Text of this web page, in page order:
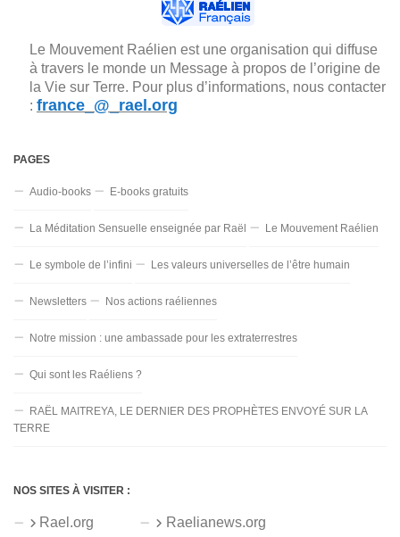
Le Mouvement Raélien est une organisation qui diffuse
à travers le monde un Message à propos de l’origine de
la Vie sur Terre. Pour plus d’informations, nous contacter
: france_@_rael.org
PAGES
Audio-books E-books gratuits
La Méditation Sensuelle enseignée par Raël Le Mouvement Raélien
Le symbole de l’infini Les valeurs universelles de l’être humain
Newsletters Nos actions raéliennes
Notre mission : une ambassade pour les extraterrestres
Qui sont les Raéliens ?
RAËL MAITREYA, LE DERNIER DES PROPHÈTES ENVOYÉ SUR LA
TERRE
NOS SITES À VISITER :
Rael.org Raelianews.org